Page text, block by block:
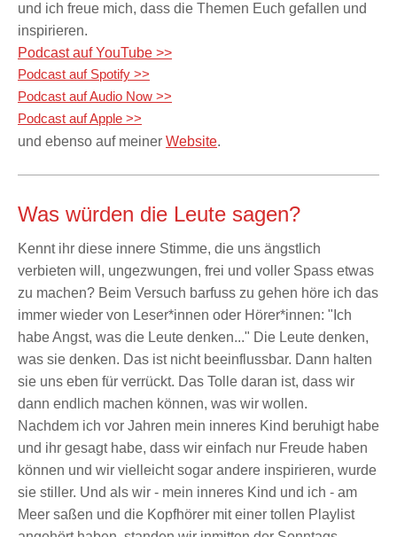
und ich freue mich, dass die Themen Euch gefallen und
inspirieren.
Podcast auf YouTube >>
Podcast auf Spotify >>
Podcast auf Audio Now >>
Podcast auf Apple >>
und ebenso auf meiner Website.
Was würden die Leute sagen?
Kennt ihr diese innere Stimme, die uns ängstlich
verbieten will, ungezwungen, frei und voller Spass etwas
zu machen? Beim Versuch barfuss zu gehen höre ich das
immer wieder von Leser*innen oder Hörer*innen: "Ich
habe Angst, was die Leute denken..." Die Leute denken,
was sie denken. Das ist nicht beeinflussbar. Dann halten
sie uns eben für verrückt. Das Tolle daran ist, dass wir
dann endlich machen können, was wir wollen.
Nachdem ich vor Jahren mein inneres Kind beruhigt habe
und ihr gesagt habe, dass wir einfach nur Freude haben
können und wir vielleicht sogar andere inspirieren, wurde
sie stiller. Und als wir - mein inneres Kind und ich - am
Meer saßen und die Kopfhörer mit einer tollen Playlist